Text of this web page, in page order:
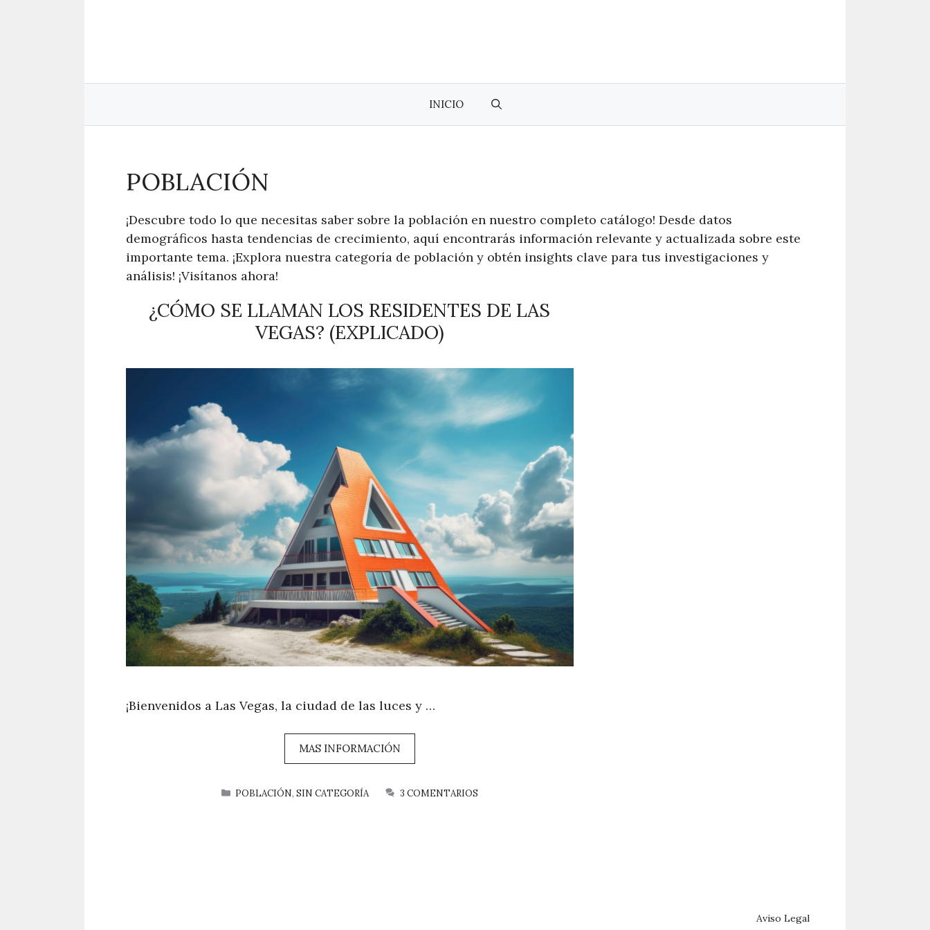
INICIO
POBLACIÓN
¡Descubre todo lo que necesitas saber sobre la población en nuestro completo catálogo! Desde datos
demográficos hasta tendencias de crecimiento, aquí encontrarás información relevante y actualizada sobre este
importante tema. ¡Explora nuestra categoría de población y obtén insights clave para tus investigaciones y
análisis! ¡Visítanos ahora!
¿CÓMO SE LLAMAN LOS RESIDENTES DE LAS
VEGAS? (EXPLICADO)
¡Bienvenidos a Las Vegas, la ciudad de las luces y …
MAS INFORMACIÓN
CATEGORÍAS
POBLACIÓN,SIN CATEGORÍA 3 COMENTARIOS
Aviso Legal